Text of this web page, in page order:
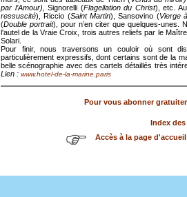
par l’Amour),Signorelli (Flagellation du Christ), etc.
ressuscité), Riccio (Saint Martin), Sansovino (Vierge
(Double portrait), pour n’en citer que quelques-unes.
l'autel de la Vraie Croix, trois autres reliefs par le
Solari.
Pour finir, nous traversons un couloir où sont
particulièrement expressifs, dont certains sont de la
belle scénographie avec des cartels détaillés très
Lien : www.hotel-de-la-marine.paris
Pour vous abonner
Index
Accès à la page